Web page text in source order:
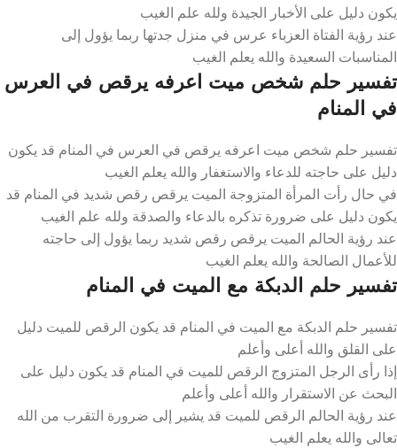
يكون دليل على الأخبار الجيدة ولله علم الغيب
عند رؤية الفتاة العزباء عرس في منزل جدتها ربما يؤول إلى
المناسبات السعيدة والله يعلم الغيب
تفسير حلم شخص ميت اعرفه يرقص في العرس
في المنام
تفسير حلم شخص ميت اعرفه يرقص في العرس في المنام قد يكون
دليل على حاجته للدعاء والاستغفار والله يعلم الغيب
في حال رأت المرأة المتزوجة الميت يرقص رقص شديد في المنام قد
يكون دليل على ضرورة تذكره بالدعاء والصدقة ولله علم الغيب
عند رؤية الحالم الميت يرقص رقص شديد ربما يؤول إلى حاجته
للأعمال الصالحة والله يعلم الغيب
تفسير حلم الدبكة مع الميت في المنام
تفسير حلم الدبكة مع الميت في المنام قد يكون الرقص للميت دليل
على القلق والله أعلى وأعلم
إذا رأى الرجل المتزوج الرقص للميت في المنام قد يكون دليل على
البحث عن الاستقرار والله أعلى وأعلم
عند رؤية الحالم الرقص للميت قد يشير إلى ضرورة التقرب من الله
تعالى والله يعلم الغيب